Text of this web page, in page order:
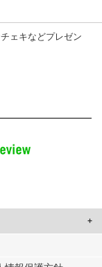
ェキなどプレゼン
たコンテンツや広告の